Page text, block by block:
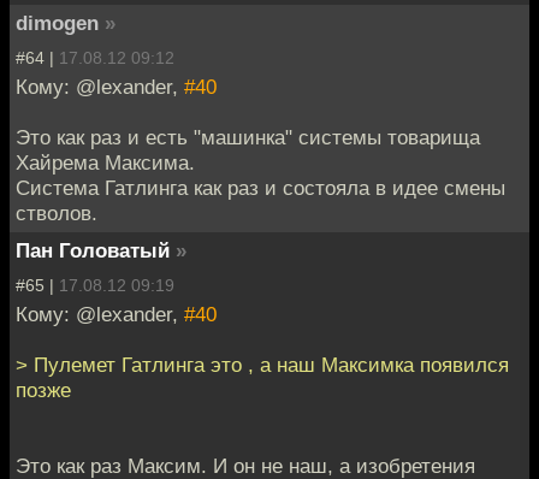
dimogen »
#64 | 17.08.12 09:12
Кому: @lexander, #40
Это как раз и есть "машинка" системы товарища
Хайрема Максима.
Система Гатлинга как раз и состояла в идее смены
стволов.
Пан Головатый »
#65 | 17.08.12 09:19
Кому: @lexander, #40
> Пулемет Гатлинга это , а наш Максимка появился
позже
Это как раз Максим. И он не наш, а изобретения